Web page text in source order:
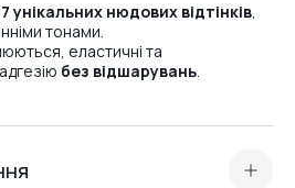
7 унікальних нюдових відтінків,
тонами.
еластичні та
без відшарувань.